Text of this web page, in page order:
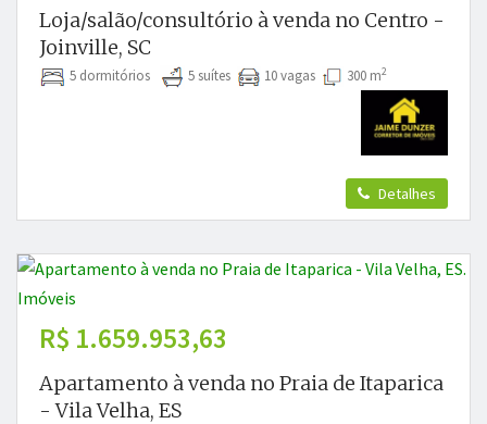
Loja/salão/consultório à venda no Centro -
Joinville, SC
5 dormitórios 5 suítes 10 vagas 300 m2
Detalhes
R$ 1.659.953,63
Apartamento à venda no Praia de Itaparica
- Vila Velha, ES